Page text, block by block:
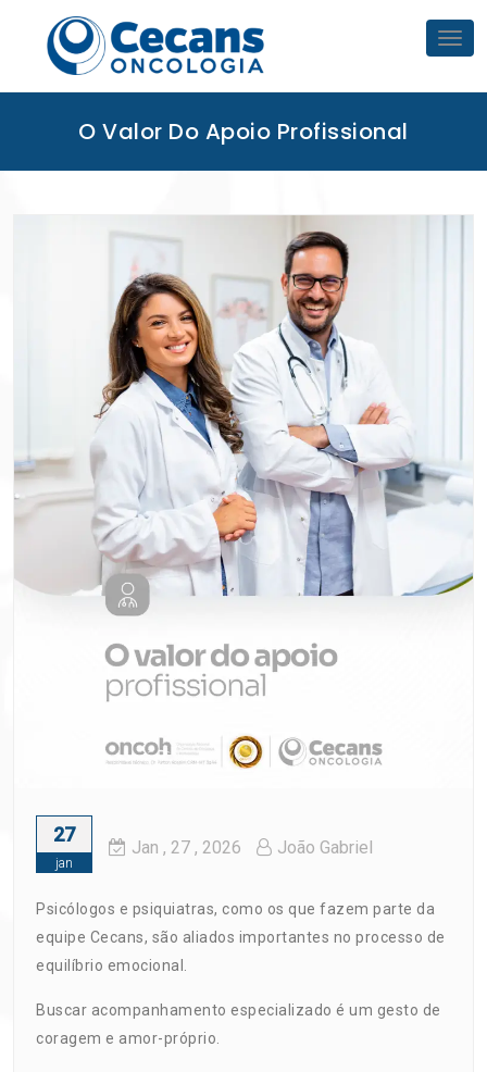
content
O Valor Do Apoio Profissional
27
jan
Jan , 27 , 2026 João Gabriel
Psicólogos e psiquiatras, como os que fazem parte da
equipe Cecans, são aliados importantes no processo de
equilíbrio emocional.
Buscar acompanhamento especializado é um gesto de
coragem e amor-próprio.